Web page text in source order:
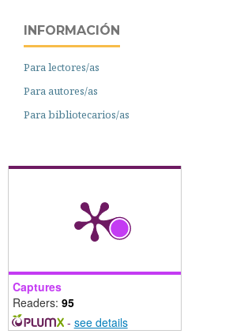
INFORMACIÓN
Para lectores/as
Para autores/as
Para bibliotecarios/as
Captures
Readers: 95
- see details